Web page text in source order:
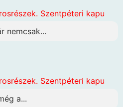
Szentpéteri kapu
nemcsak...
Szentpéteri kapu
a...